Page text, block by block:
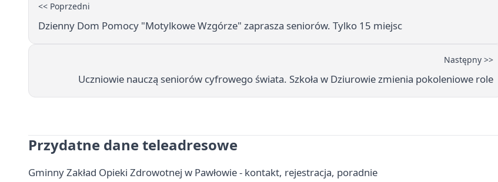
<< Poprzedni
Dzienny Dom Pomocy "Motylkowe Wzgórze" zaprasza seniorów. Tylko 15 miejsc
Następny >>
Uczniowie nauczą seniorów cyfrowego świata. Szkoła w Dziurowie zmienia pokoleniowe role
Przydatne dane teleadresowe
Gminny Zakład Opieki Zdrowotnej w Pawłowie - kontakt, rejestracja, poradnie